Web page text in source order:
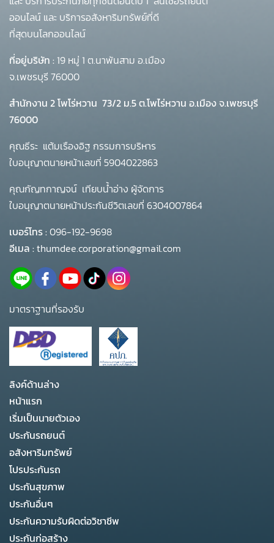
ออนไลน์ และ บริการอสังหาริมทรัพย์ที่ดี
ที่สุดบนโลกออนไลน์
ที่อยู่บริษัท : 19 หมู่ 1 ต.นาพันสาม อ.เมือง
จ.เพชรบุรี 76000
สำนักงาน 2 โพโร่หวาน 73/2 ม.5 ต.โพไร่หวาน อ.เมือง จ.เพชรบุรี
76000
คุณธีระ แต้มเรืองอิฐ กรรมการบริหาร
ใบอนุญาตนายหน้าเลขที่ 5904022863
คุณกัญทกาญจน์ เทียบน้ำอ่าง ผู้จัดการ
ใบอนุญาตนายหน้าประกันชีวิตเลขที่ 6304007864
เบอร์โทร :096-192-9698
อีเมล :thumdee.corporation@gmail.com
มาตราฐานที่รองรับ
ลิงค์ด้านล่าง
หน้าแรก
เริ่มเป็นนายตัวเอง
ประกันรถยนต์
อสังหาริมทรัพย์
โปรประกันรถ
ประกันสุขภาพ
ประกันอื่นๆ
ประกันความรับผิดต่อวิชาชีพ
ประกันก่อสร้าง